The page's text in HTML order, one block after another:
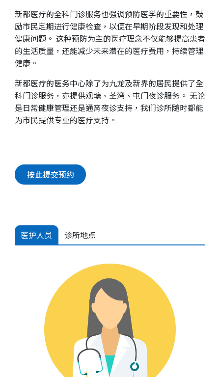
新都医疗的全科门诊服务也强调预防医学的重要性，鼓
励市民定期进行健康检查，以便在早期阶段发现和处理
健康问题。 这种预防为主的医疗理念不仅能够提高患者
的生活质量，还能减少未来潜在的医疗费用，持续管理
健康。
新都医疗的医务中心除了为九龙及新界的居民提供了全
科门诊服务，亦提供观塘、荃湾、屯门夜诊服务。 无论
是日常健康管理还是通宵夜诊支持，我们诊所随时都能
为市民提供专业的医疗支持。
按此提交预约
医护人员 诊所地点